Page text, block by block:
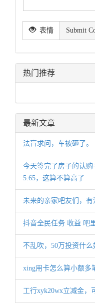
表情 Submit
热门推荐
最新文章
法盲求问，车被砸了。
今天签完了房子的认
5.65，这算不算高了
未来的亲家吧友们，
抖音全民任务 收益 吧
不乱吹，50万投资什么
xing用卡怎么算小额多
工行xyk20wx立减金，